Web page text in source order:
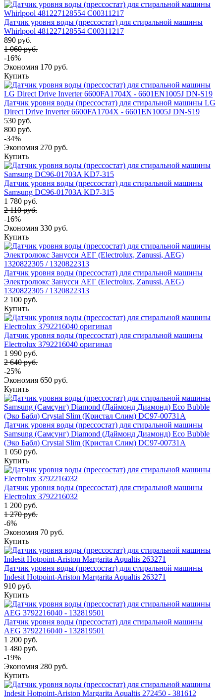
Датчик уровня воды (прессостат) для стиральной машины
Whirlpool 481227128554 C00311217
890 руб.
1 060 руб.
-16%
Экономия 170 руб.
Купить
Датчик уровня воды (прессостат) для стиральной машины LG
Direct Drive Inverter 6600FA1704X - 6601EN1005J DN-S19
530 руб.
800 руб.
-34%
Экономия 270 руб.
Купить
Датчик уровня воды (прессостат) для стиральной машины
Samsung DC96-01703A KD7-315
1 780 руб.
2 110 руб.
-16%
Экономия 330 руб.
Купить
Датчик уровня воды (прессостат) для стиральной машины
Электролюкс Занусси АЕГ (Electrolux, Zanussi, AEG)
1320822305 / 1320822313
2 100 руб.
Купить
Датчик уровня воды (прессостат) для стиральной машины
Electrolux 3792216040 оригинал
1 990 руб.
2 640 руб.
-25%
Экономия 650 руб.
Купить
Датчик уровня воды (прессостат) для стиральной машины
Samsung (Самсунг) Diamond (Даймонд Диамонд) Eco Bubble
(Эко Бабл) Crystal Slim (Кристал Слим) DC97-00731A
1 050 руб.
Купить
Датчик уровня воды (прессостат) для стиральной машины
Electrolux 3792216032
1 200 руб.
1 270 руб.
-6%
Экономия 70 руб.
Купить
Датчик уровня воды (прессостат) для стиральной машины
Indesit Hotpoint-Ariston Margarita Aqualtis 263271
910 руб.
Купить
Датчик уровня воды (прессостат) для стиральной машины
AEG 3792216040 - 132819501
1 200 руб.
1 480 руб.
-19%
Экономия 280 руб.
Купить